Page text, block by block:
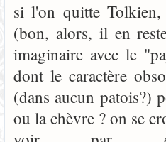
si l'on quitte Tolkien,
(bon, alors, il en
imaginaire avec le
dont le caractère
(dans aucun patois?)
ou la chèvre ? on se